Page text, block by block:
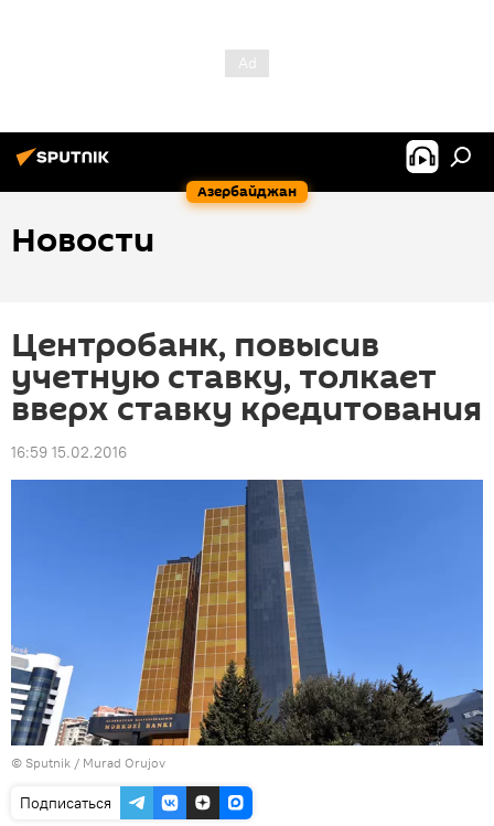
Азербайджан
Новости
Центробанк, повысив
учетную ставку, толкает
вверх ставку кредитования
16:59 15.02.2016
© Sputnik / Murad Orujov
Подписаться